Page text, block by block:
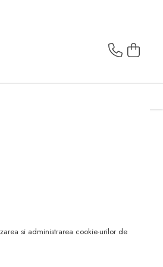
si administrarea cookie-urilor de